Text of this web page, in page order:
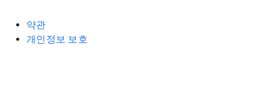
약관
개인정보 보호